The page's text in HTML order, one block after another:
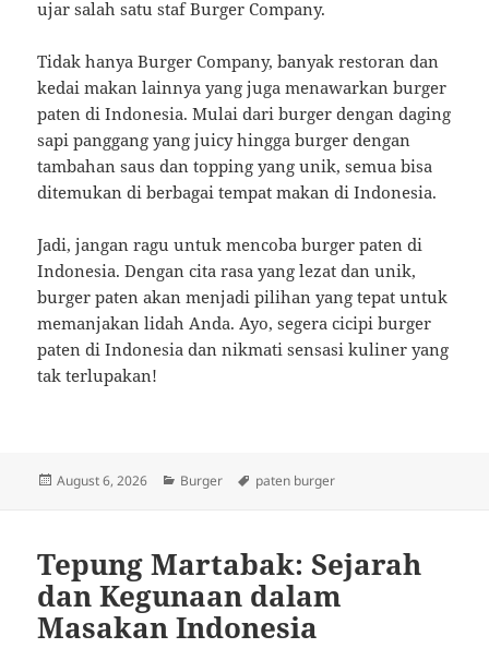
ujar salah satu staf Burger Company.
Tidak hanya Burger Company, banyak restoran dan
kedai makan lainnya yang juga menawarkan burger
paten di Indonesia. Mulai dari burger dengan daging
sapi panggang yang juicy hingga burger dengan
tambahan saus dan topping yang unik, semua bisa
ditemukan di berbagai tempat makan di Indonesia.
Jadi, jangan ragu untuk mencoba burger paten di
Indonesia. Dengan cita rasa yang lezat dan unik,
burger paten akan menjadi pilihan yang tepat untuk
memanjakan lidah Anda. Ayo, segera cicipi burger
paten di Indonesia dan nikmati sensasi kuliner yang
tak terlupakan!
Posted
August 6, 2026 Categories
Burger Tags
paten burger
Tepung Martabak: Sejarah
dan Kegunaan dalam
Masakan Indonesia